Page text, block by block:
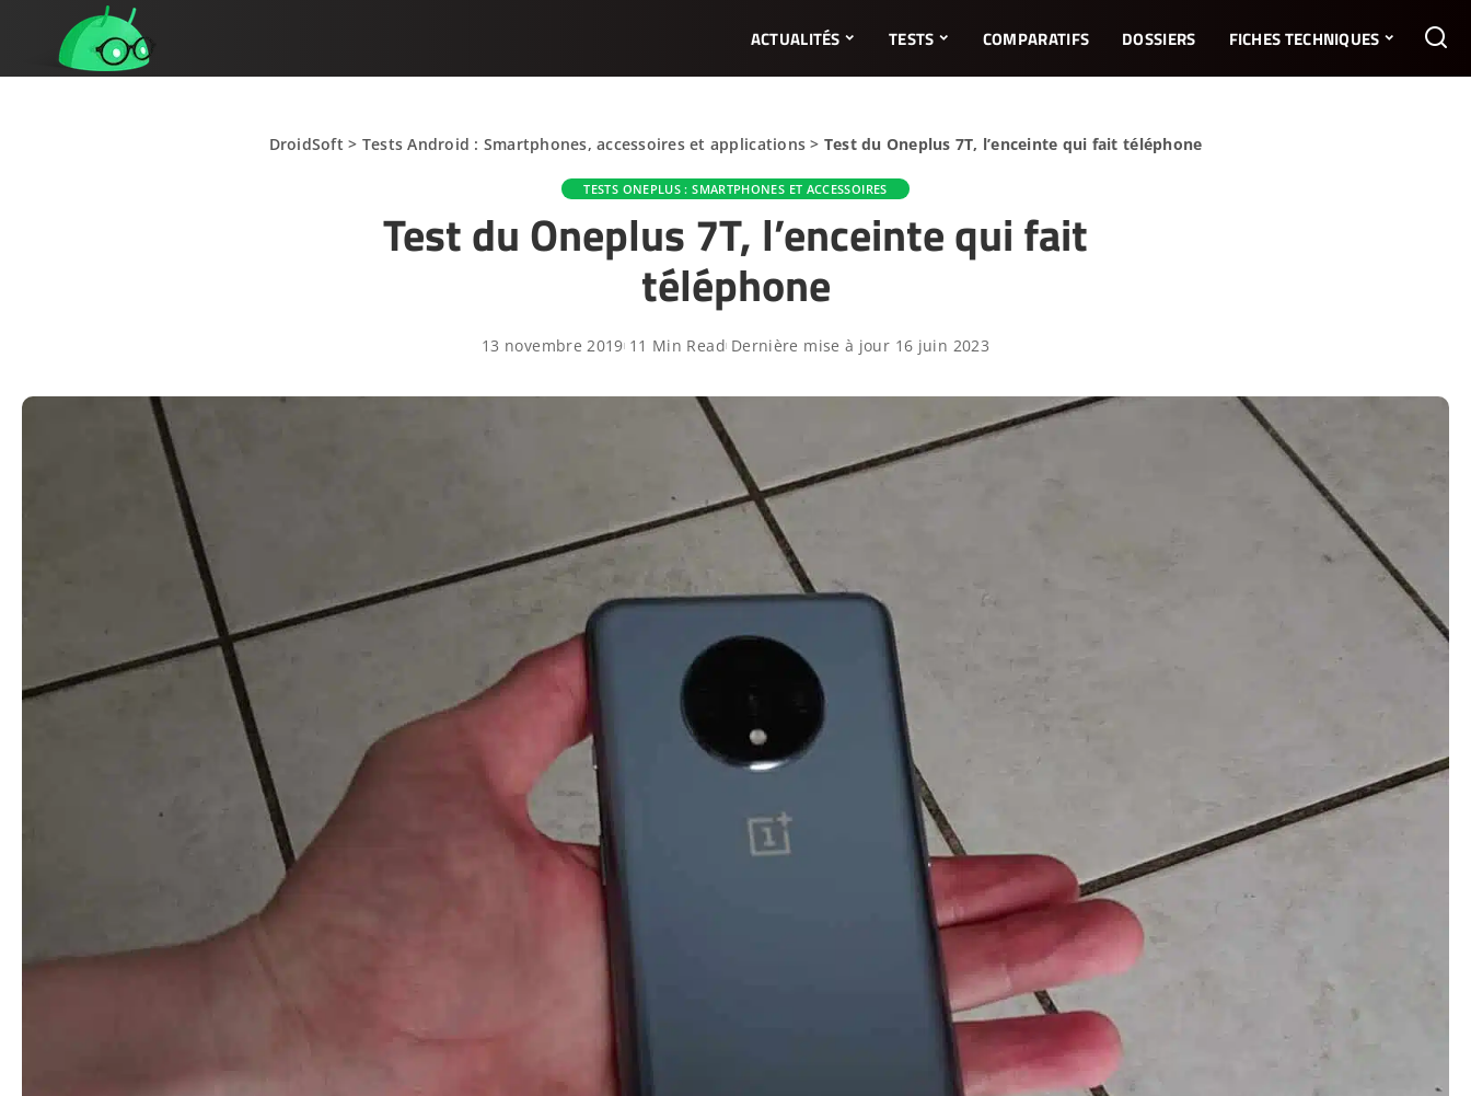
ACTUALITÉS TESTS COMPARATIFS DOSSIERS FICHES TECHNIQUES
DroidSoft > Tests Android : Smartphones, accessoires et applications > Test du Oneplus 7T, l’enceinte qui fait téléphone
TESTS ONEPLUS : SMARTPHONES ET ACCESSOIRES
Test du Oneplus 7T, l’enceinte qui fait
téléphone
13 novembre 2019 11 Min Read Dernière mise à jour 16 juin 2023